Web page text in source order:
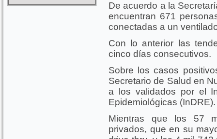
De acuerdo a la
encuentran 671
conectadas a un
Con lo anterior las
cinco días consecutivos.
Sobre los casos
Secretario de Salud en
a los validados por el
Epidemiológicas (InDRE).
Mientras que los 57
privados, que en su